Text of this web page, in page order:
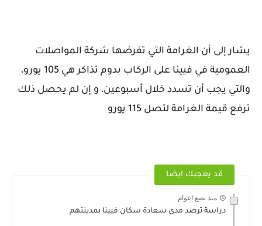
يشار إلى أن الغرامة التي تفرضها شركة المواصلات
العمومية في فيينا على الركاب بدوم تذاكر هي 105 يورو،
والتي يجب أن تسدد خلال أسبوعين، و إن لم يحصل ذلك
ترفع قيمة الغرامة لتصل 115 يورو
قد يعجبك ايضا
منذ بضع اعوام
دراسة ترصد مدى سعادة سكان فيينا بمدينتهم